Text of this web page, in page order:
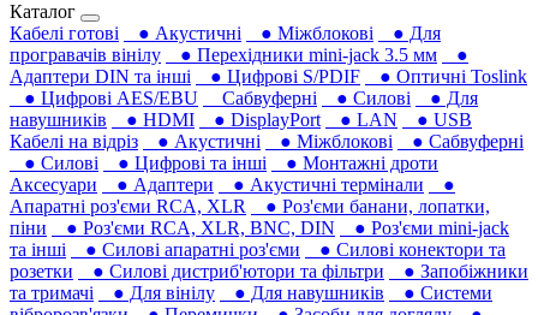
Каталог
Кабелі готові
● Акустичні ● Міжблокові
● Для
програвачів вінілу
● Перехідники mini-jack 3.5 мм
●
Адаптери DIN та інші
● Цифрові S/PDIF
● Оптичні Toslink
● Цифрові AES/EBU
Сабвуферні ● Силові
● Для
навушників‎
● HDMI ● DisplayPort ● LAN
● USB
Кабелі на відріз
● Акустичні ● Міжблокові
● Сабвуферні
● Силові
● Цифрові та інші
● Монтажні дроти
Аксесуари
● Адаптери ● Акустичні термінали
●
Апаратні роз'єми RCA, XLR
● Роз'єми банани, лопатки,
піни
● Роз'єми RCA, XLR, BNC, DIN
● Роз'єми mini-jack
та інші
● Силові апаратні роз'єми
● Силові конектори та
розетки
● Силові дистриб'ютори та фільтри
● Запобіжники
та тримачі
● Для вінілу ● Для навушників‎
● Системи